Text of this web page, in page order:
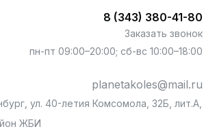
8 (343) 380-41-80
Заказать звонок
пн-пт 09:00–20:00; сб-вс 10:00–18:00
planetakoles@mail.ru
ул. 40-летия Комсомола, 32Б, лит.А,
ЖБИ